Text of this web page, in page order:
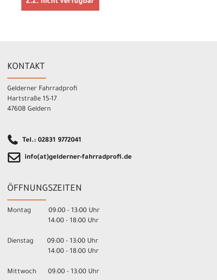
Z.Z. nicht verfügbar
KONTAKT
Gelderner Fahrradprofi
Hartstraße 15-17
47608 Geldern
Tel.: 02831 9772041
info(at)gelderner-fahrradprofi.de
ÖFFNUNGSZEITEN
Montag 09:00 - 13:00 Uhr
14:00 - 18:00 Uhr
Dienstag 09:00 - 13:00 Uhr
14:00 - 18:00 Uhr
Mittwoch 09:00 - 13:00 Uhr